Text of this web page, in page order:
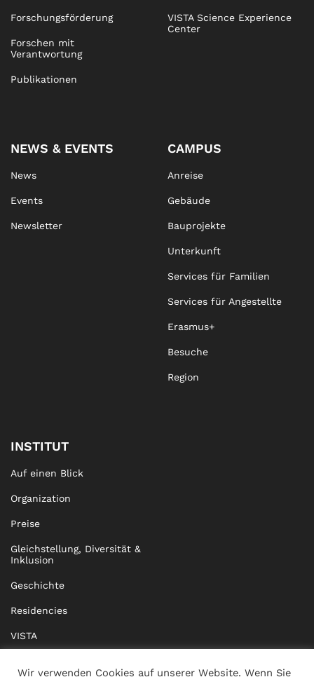
Forschungsförderung
Forschen mit
Verantwortung
Publikationen
VISTA Science Experience
Center
NEWS & EVENTS
News
Events
Newsletter
CAMPUS
Anreise
Gebäude
Bauprojekte
Unterkunft
Services für Familien
Services für Angestellte
Erasmus+
Besuche
Region
INSTITUT
Auf einen Blick
Organization
Preise
Gleichstellung, Diversität &
Inklusion
Geschichte
Residencies
VISTA
Wir verwenden Cookies auf unserer Website. Wenn Sie